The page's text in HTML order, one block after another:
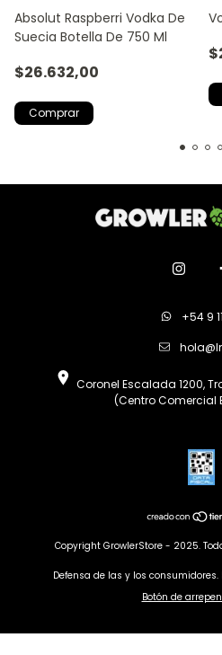
Absolut Raspberri Vodka De
Suecia Botella De 750 Ml
$26.632,00
+54 9
Coronel Escalada 1200,
(Centro Comercial
Copyright GrowlerStore - 2025.
Defensa de las y los consumidores.
Botón de